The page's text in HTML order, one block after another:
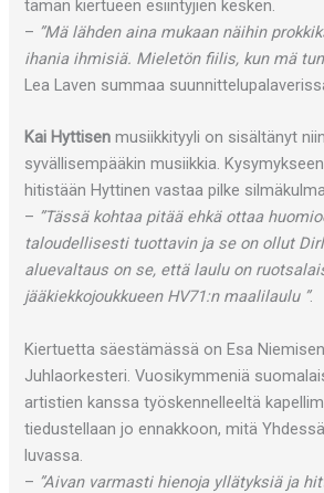
tämän kiertueen esiintyjien kesken.
– ”Mä lähden aina mukaan näihin
ihania ihmisiä. Mieletön fiilis, kun mä
Lea Laven summaa
Kai Hyttisen musiikkityyli on sisältänyt
syvällisempääkin musiikkia.
hitistään Hyttinen vastaa pilke
– ”Tässä kohtaa pitää ehkä ottaa
taloudellisesti tuottavin ja se on ollut
aluevaltaus on se, että laulu on
jääkiekkojoukkueen HV71:n maalilaulu ”.
Kiertuetta säestämässä on Esa
Juhlaorkesteri. Vuosikymmeniä
artistien kanssa työskennelleeltä
tiedustellaan jo ennakkoon, mitä
luvassa.
– ”Aivan varmasti hienoja yllätyksiä ja